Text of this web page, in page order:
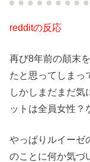
redditの反応
再び8年前の顛末
たと思ってしまっ
しかしまだまだ気
ットは全員女性？
やっぱりルイーゼ
のことに何か気づ